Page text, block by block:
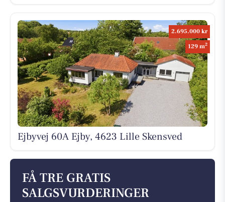
2.695.000 kr
129 m2
Ejbyvej 60A Ejby, 4623 Lille Skensved
FÅ TRE GRATIS
SALGSVURDERINGER